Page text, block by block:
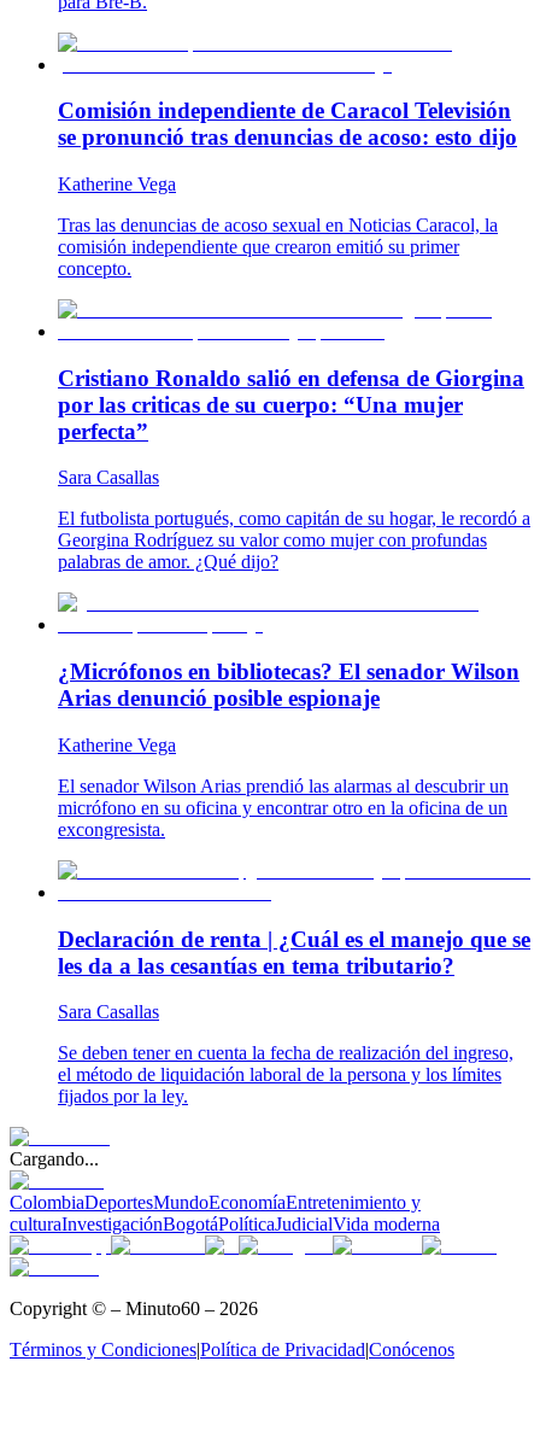
Comisión independiente de Caracol Televisión
se pronunció tras denuncias de acoso: esto dijo
Katherine Vega
Tras las denuncias de acoso sexual en Noticias Caracol, la
comisión independiente que crearon emitió su primer
concepto.
Cristiano Ronaldo salió en defensa de Giorgina
por las criticas de su cuerpo: “Una mujer
perfecta”
Sara Casallas
El futbolista portugués, como capitán de su hogar, le recordó a
Georgina Rodríguez su valor como mujer con profundas
palabras de amor. ¿Qué dijo?
¿Micrófonos en bibliotecas? El senador Wilson
Arias denunció posible espionaje
Katherine Vega
El senador Wilson Arias prendió las alarmas al descubrir un
micrófono en su oficina y encontrar otro en la oficina de un
excongresista.
Declaración de renta | ¿Cuál es el manejo que se
les da a las cesantías en tema tributario?
Sara Casallas
Se deben tener en cuenta la fecha de realización del ingreso,
el método de liquidación laboral de la persona y los límites
fijados por la ley.
Cargando...
ColombiaDeportesMundoEconomíaEntretenimiento y
culturaInvestigaciónBogotáPolíticaJudicialVida moderna
Copyright © – Minuto60 – 2026
Términos y Condiciones|Política de Privacidad|Conócenos